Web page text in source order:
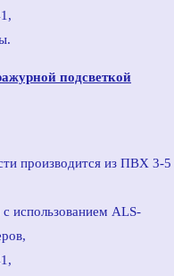
подсветкой
производится из ПВХ 3-5
использованием ALS-